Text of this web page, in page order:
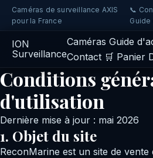
Caméras de surveillance AXIS
pour la France
📞
Guide
ION
Surveillance
Caméras Guide
Contact 🛒 Panier
Conditions
d'utilisation
Dernière mise à jour : mai 2026
1. Objet du site
ReconMarine est un site de vente